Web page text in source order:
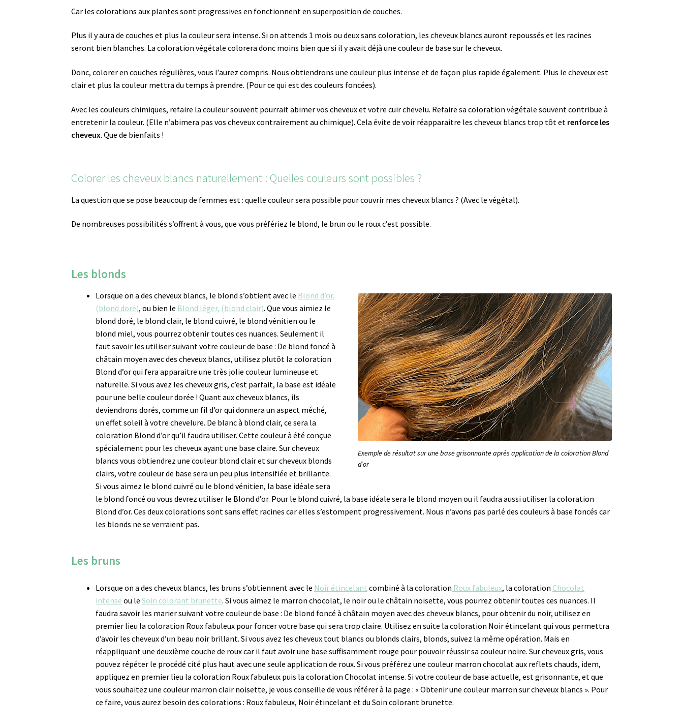
Car les colorations aux plantes sont progressives en fonctionnent en superposition de couches.
Plus il y aura de couches et plus la couleur sera intense. Si on attends 1 mois ou deux sans coloration, les cheveux blancs auront repoussés et les racines
seront bien blanches. La coloration végétale colorera donc moins bien que si il y avait déjà une couleur de base sur le cheveux.
Donc, colorer en couches régulières, vous l’aurez compris. Nous obtiendrons une couleur plus intense et de façon plus rapide également. Plus le cheveux est
clair et plus la couleur mettra du temps à prendre. (Pour ce qui est des couleurs foncées).
Avec les couleurs chimiques, refaire la couleur souvent pourrait abimer vos cheveux et votre cuir chevelu. Refaire sa coloration végétale souvent contribue à
entretenir la couleur. (Elle n’abimera pas vos cheveux contrairement au chimique). Cela évite de voir réapparaitre les cheveux blancs trop tôt et renforce les
cheveux. Que de bienfaits !
Colorer les cheveux blancs naturellement : Quelles couleurs sont possibles ?
La question que se pose beaucoup de femmes est : quelle couleur sera possible pour couvrir mes cheveux blancs ? (Avec le végétal).
De nombreuses possibilités s’offrent à vous, que vous préfériez le blond, le brun ou le roux c’est possible.
Les blonds
Exemple de résultat sur une base grisonnante après application de la coloration Blond
d’or
Lorsque on a des cheveux blancs, le blond s’obtient avec le Blond d’or,
(blond doré), ou bien le Blond léger, (blond clair). Que vous aimiez le
blond doré, le blond clair, le blond cuivré, le blond vénitien ou le
blond miel, vous pourrez obtenir toutes ces nuances. Seulement il
faut savoir les utiliser suivant votre couleur de base : De blond foncé à
châtain moyen avec des cheveux blancs, utilisez plutôt la coloration
Blond d’or qui fera apparaitre une très jolie couleur lumineuse et
naturelle. Si vous avez les cheveux gris, c’est parfait, la base est idéale
pour une belle couleur dorée ! Quant aux cheveux blancs, ils
deviendrons dorés, comme un fil d’or qui donnera un aspect méché,
un effet soleil à votre chevelure. De blanc à blond clair, ce sera la
coloration Blond d’or qu’il faudra utiliser. Cette couleur à été conçue
spécialement pour les cheveux ayant une base claire. Sur cheveux
blancs vous obtiendrez une couleur blond clair et sur cheveux blonds
clairs, votre couleur de base sera un peu plus intensifiée et brillante.
Si vous aimez le blond cuivré ou le blond vénitien, la base idéale sera
le blond foncé ou vous devrez utiliser le Blond d’or. Pour le blond cuivré, la base idéale sera le blond moyen ou il faudra aussi utiliser la coloration
Blond d’or. Ces deux colorations sont sans effet racines car elles s’estompent progressivement. Nous n’avons pas parlé des couleurs à base foncés car
les blonds ne se verraient pas.
Les bruns
Lorsque on a des cheveux blancs, les bruns s’obtiennent avec le Noir étincelant combiné à la coloration Roux fabuleux, la coloration Chocolat
intense ou leSoin colorant brunette. Si vous aimez le marron chocolat, le noir ou le châtain noisette, vous pourrez obtenir toutes ces nuances. Il
faudra savoir les marier suivant votre couleur de base : De blond foncé à châtain moyen avec des cheveux blancs, pour obtenir du noir, utilisez en
premier lieu la coloration Roux fabuleux pour foncer votre base qui sera trop claire. Utilisez en suite la coloration Noir étincelant qui vous permettra
d’avoir les cheveux d’un beau noir brillant. Si vous avez les cheveux tout blancs ou blonds clairs, blonds, suivez la même opération. Mais en
réappliquant une deuxième couche de roux car il faut avoir une base suffisamment rouge pour pouvoir réussir sa couleur noire. Sur cheveux gris, vous
pouvez répéter le procédé cité plus haut avec une seule application de roux. Si vous préférez une couleur marron chocolat aux reflets chauds, idem,
appliquez en premier lieu la coloration Roux fabuleux puis la coloration Chocolat intense. Si votre couleur de base actuelle, est grisonnante, et que
vous souhaitez une couleur marron clair noisette, je vous conseille de vous référer à la page : « Obtenir une couleur marron sur cheveux blancs ». Pour
ce faire, vous aurez besoin des colorations : Roux fabuleux, Noir étincelant et du Soin colorant brunette.